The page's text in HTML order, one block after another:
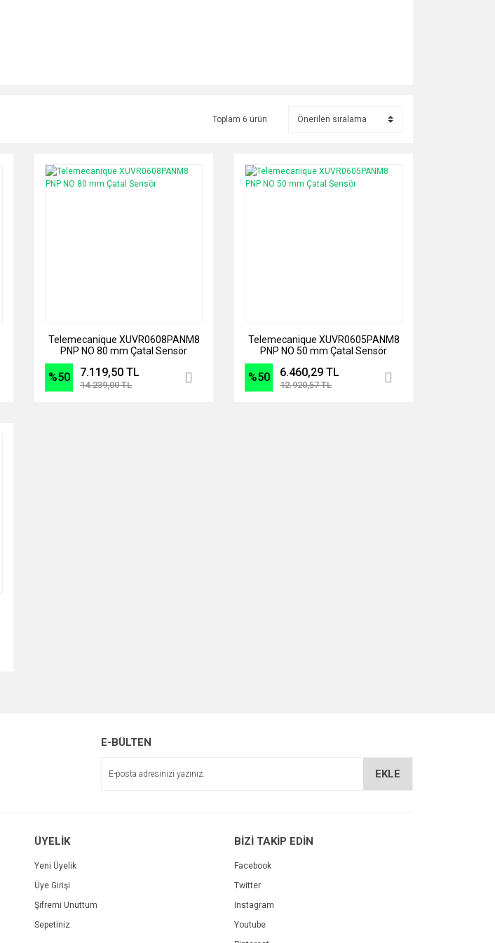
Toplam 6 ürün
Telemecanique XUVR0608PANM8
PNP NO 80 mm Çatal Sensör
%50 7.119,50 TL
14.239,00 TL
Telemecanique XUVR0605PANM8
PNP NO 50 mm Çatal Sensör
%50 6.460,29 TL
12.920,57 TL
E-BÜLTEN
EKLE
ÜYELİK
Yeni Üyelik
Üye Girişi
Şifremi Unuttum
Sepetiniz
BİZİ TAKİP EDİN
Facebook
Twitter
Instagram
Youtube